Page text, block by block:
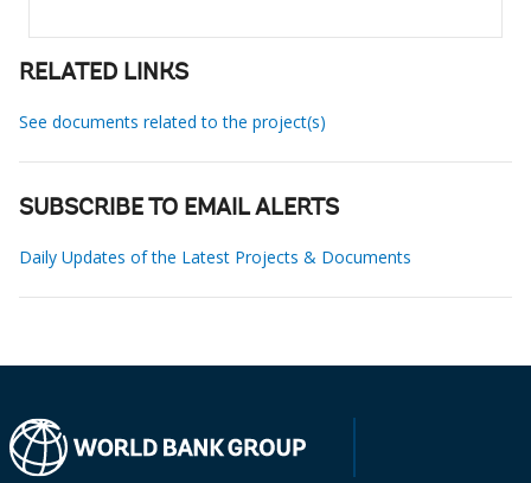
RELATED LINKS
See documents related to the project(s)
SUBSCRIBE TO EMAIL ALERTS
Daily Updates of the Latest Projects & Documents